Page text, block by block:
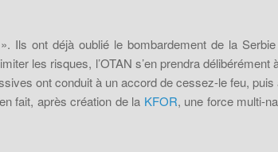
Ils ont déjà oublié le bombardement de la
les risques, l’OTAN s’en prendra
ont conduit à un accord de cessez-le feu, puis
fait, après création de la KFOR, une force multi-